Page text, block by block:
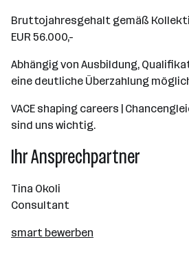
Bruttojahresgehalt gemäß
EUR 56.000,-
Abhängig von Ausbildung,
eine deutliche Überzahlung
VACE shaping careers |
sind uns wichtig.
Ihr Ansprechpartner
Tina Okoli
Consultant
smart bewerben